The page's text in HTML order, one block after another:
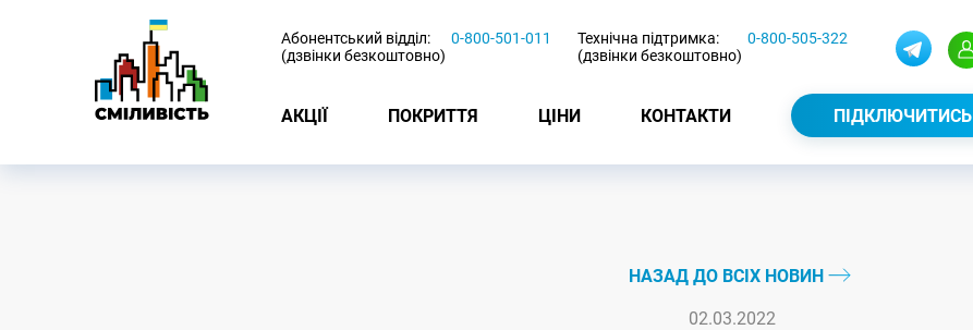
Абонентський відділ:
(дзвінки безкоштовно)
0-800-501-011
Технічна підтримка:
(дзвінки безкоштовно)
0-800-505-322
АКЦІЇ ПОКРИТТЯ ЦІНИ КОНТАКТИ ПІДКЛЮЧИТИСЬ
НАЗАД ДО ВСІХ НОВИН
02.03.2022